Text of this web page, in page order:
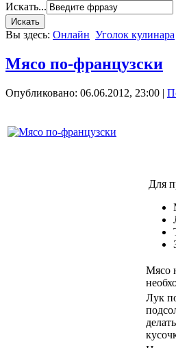
Искать...
Вы здесь: Онлайн Уголок кулинара
Мясо по-французски
Опубликовано: 06.06.2012, 23:00 |
Для
Мясо
Лук